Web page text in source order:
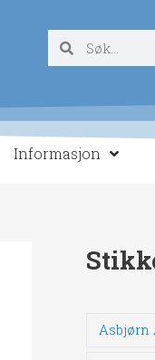
SøkSøk
Informasjon
Asbjørn